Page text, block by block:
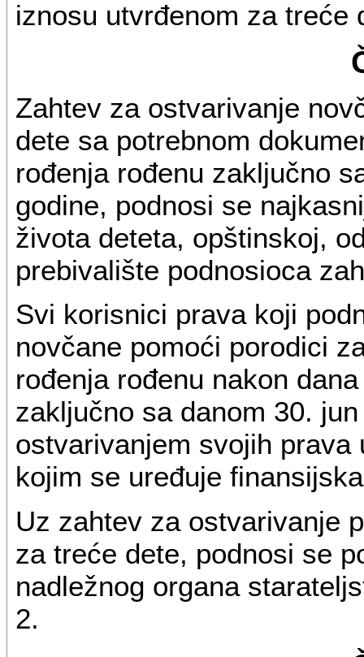
iznosu utvrđenom za treće
Zahtev za ostvarivanje
dete sa potrebnom
rođenja rođenu zaključno
godine, podnosi se
života deteta, opštinskoj,
prebivalište podnosioca
Svi korisnici prava koji
novčane pomoći porodici
rođenja rođenu nakon
zaključno sa danom 30.
ostvarivanjem svojih prava
kojim se uređuje
Uz zahtev za ostvarivanje
za treće dete, podnosi se
nadležnog organa
2.